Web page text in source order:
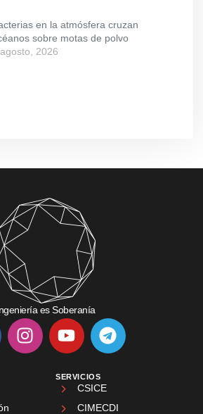
en la atmósfera cruzan
sobre motas de polvo
2026
es Soberanía
SERVICIOS
CSICE
CIMECDI